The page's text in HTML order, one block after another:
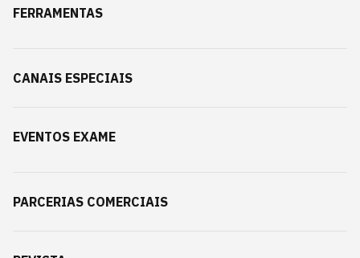
FERRAMENTAS
CANAIS ESPECIAIS
EVENTOS EXAME
PARCERIAS COMERCIAIS